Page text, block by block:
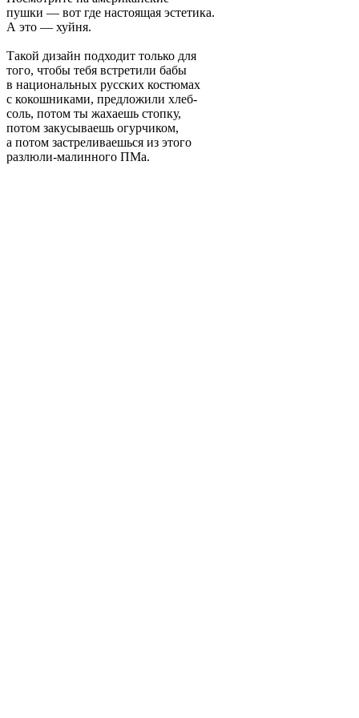
пушки — вот где настоящая эстетика.
А это — хуйня.
Такой дизайн подходит только для
того, чтобы тебя встретили бабы
в национальных русских костюмах
с кокошниками, предложили хлеб-
соль, потом ты жахаешь стопку,
потом закусываешь огурчиком,
а потом застреливаешься из этого
разлюли-малинного ПМа.